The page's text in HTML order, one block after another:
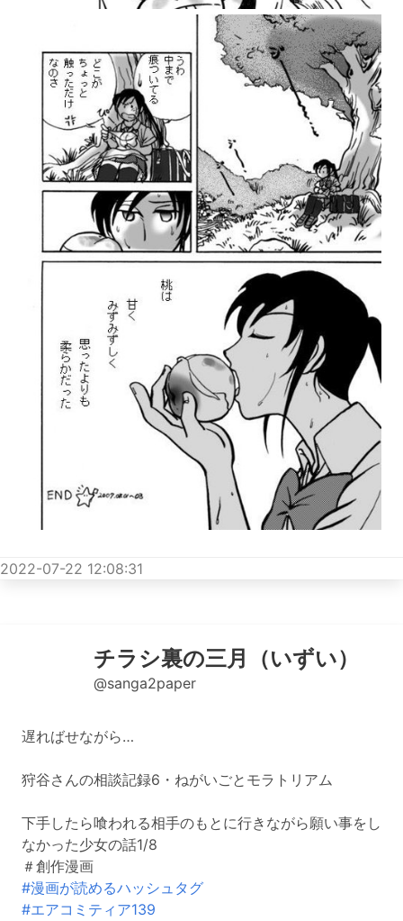
2022-07-22 12:08:31
チラシ裏の三月（いずい）
@sanga2paper
遅ればせながら…
狩谷さんの相談記録6・ねがいごとモラトリアム
下手したら喰われる相手のもとに行きながら願い事をし
なかった少女の話1/8
＃創作漫画
#漫画が読めるハッシュタグ
#エアコミティア139